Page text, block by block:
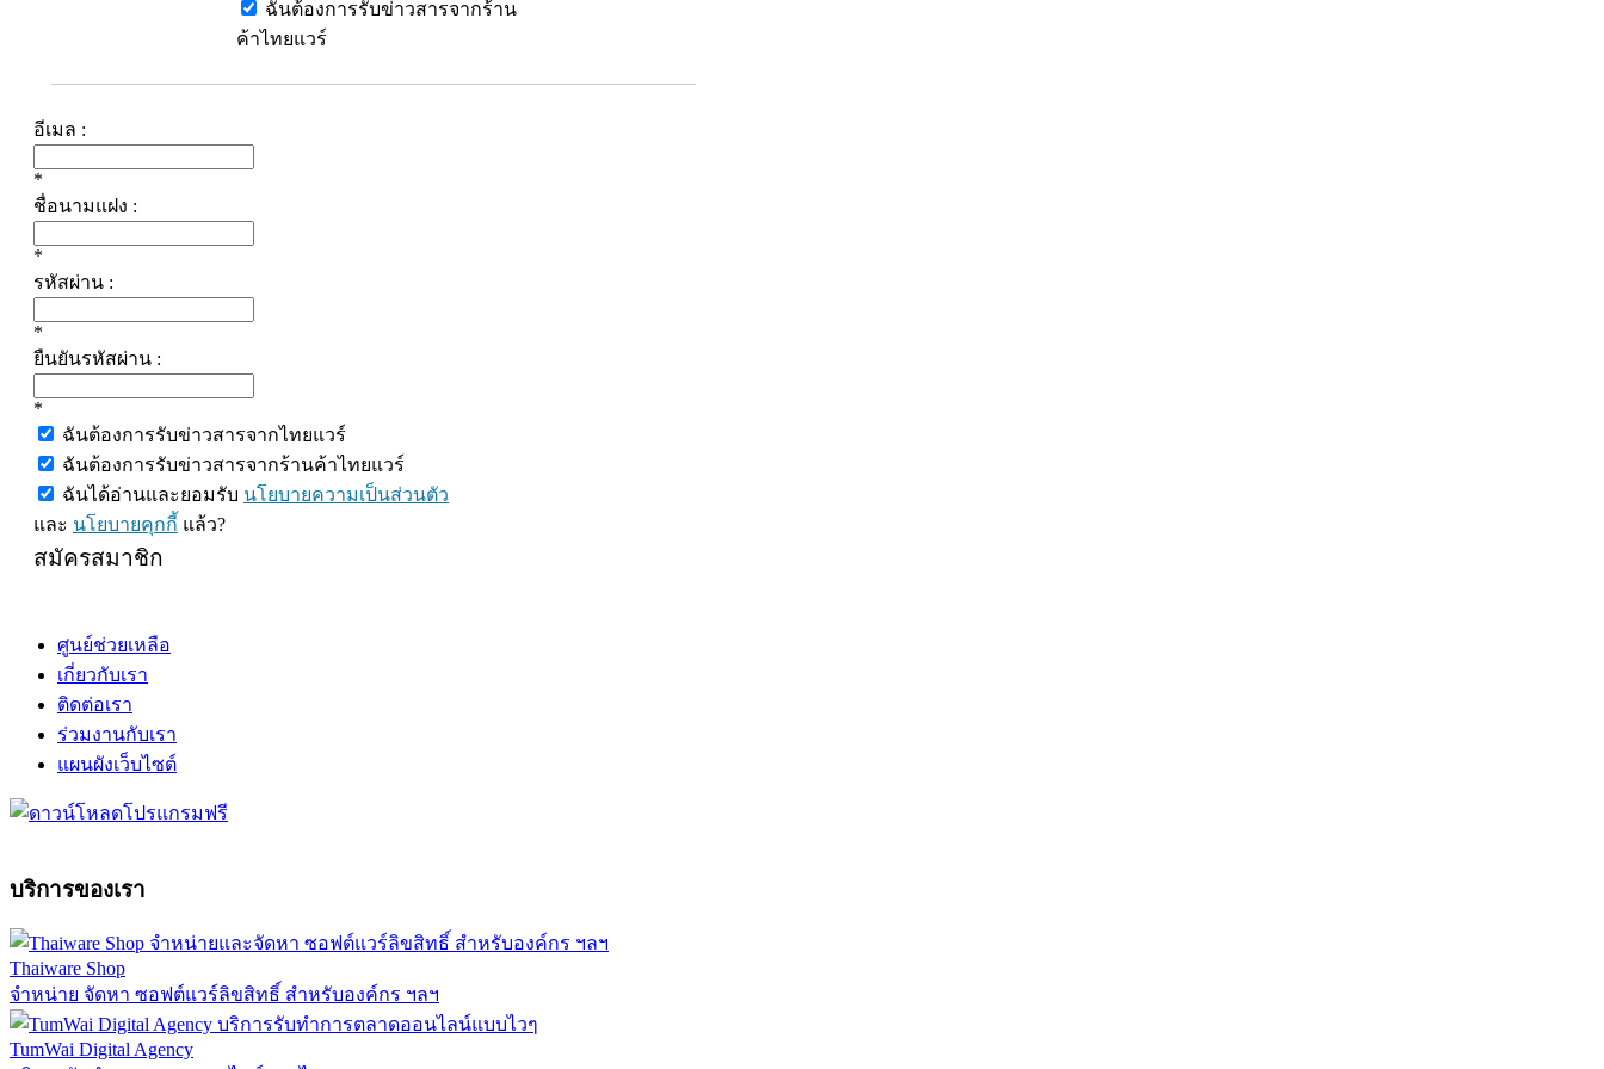
ฉันต้องการรับข่าวสารจากร้าน
ค้าไทยแวร์
อีเมล :
*
ชื่อนามแฝง :
*
รหัสผ่าน :
*
ยืนยันรหัสผ่าน :
*
ฉันต้องการรับข่าวสารจากไทยแวร์
ฉันต้องการรับข่าวสารจากร้านค้าไทยแวร์
ฉันได้อ่านและยอมรับ นโยบายความเป็นส่วนตัว
และ นโยบายคุกกี้ แล้ว?
สมัครสมาชิก
ศูนย์ช่วยเหลือ
เกี่ยวกับเรา
ติดต่อเรา
ร่วมงานกับเรา
แผนผังเว็บไซต์
บริการของเรา
Thaiware Shop
จำหน่าย จัดหา ซอฟต์แวร์ลิขสิทธิ์ สำหรับองค์กร ฯลฯ
TumWai Digital Agency